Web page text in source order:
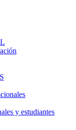
y estudiantes